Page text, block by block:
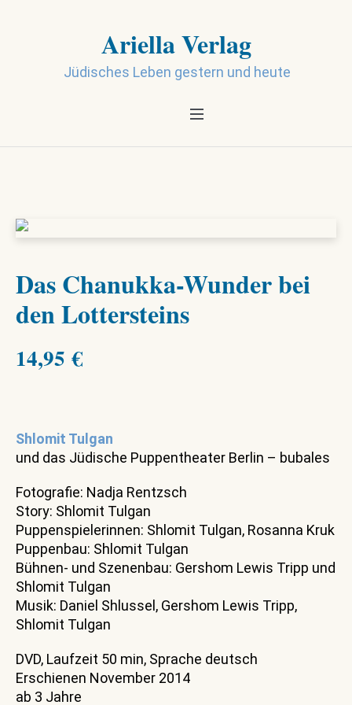
Ariella Verlag
Jüdisches Leben gestern und heute
Das Chanukka-Wunder bei
den Lottersteins
14,95 €
Shlomit Tulgan
und das Jüdische Puppentheater Berlin – bubales
Fotografie: Nadja Rentzsch
Story: Shlomit Tulgan
Puppenspielerinnen: Shlomit Tulgan, Rosanna Kruk
Puppenbau: Shlomit Tulgan
Bühnen- und Szenenbau: Gershom Lewis Tripp und
Shlomit Tulgan
Musik: Daniel Shlussel, Gershom Lewis Tripp,
Shlomit Tulgan
DVD, Laufzeit 50 min, Sprache deutsch
Erschienen November 2014
ab 3 Jahre